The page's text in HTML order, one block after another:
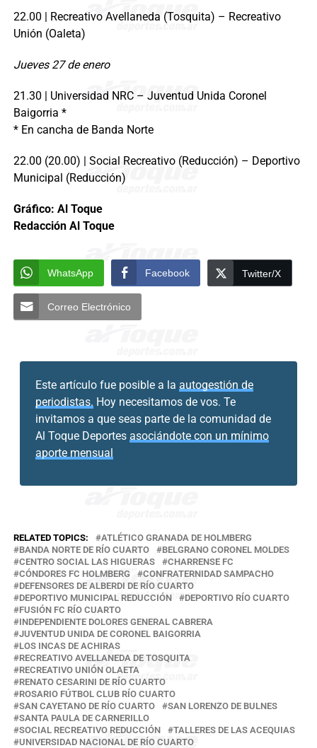
22.00 | Recreativo Avellaneda (Tosquita) – Recreativo
Unión (Oaleta)
Jueves 27 de enero
21.30 | Universidad NRC – Juventud Unida Coronel
Baigorria *
* En cancha de Banda Norte
22.00 (20.00) | Social Recreativo (Reducción) – Deportivo
Municipal (Reducción)
Gráfico: Al Toque
Redacción Al Toque
WhatsApp Facebook Twitter/X
Correo Electrónico
Este artículo fue posible a la autogestión de
periodistas. Hoy necesitamos de vos. Te
invitamos a que seas parte de la comunidad de
Al Toque Deportes asociándote con un mínimo
aporte mensual
RELATED TOPICS:
ATLÉTICO GRANADA DE HOLMBERG
BANDA NORTE DE RÍO CUARTO
BELGRANO CORONEL MOLDES
CENTRO SOCIAL LAS HIGUERAS
CHARRENSE FC
CÓNDORES FC HOLMBERG
CONFRATERNIDAD SAMPACHO
DEFENSORES DE ALBERDI DE RÍO CUARTO
DEPORTIVO MUNICIPAL REDUCCIÓN
DEPORTIVO RÍO CUARTO
FUSIÓN FC RÍO CUARTO
INDEPENDIENTE DOLORES GENERAL CABRERA
JUVENTUD UNIDA DE CORONEL BAIGORRIA
LOS INCAS DE ACHIRAS
RECREATIVO AVELLANEDA DE TOSQUITA
RECREATIVO UNIÓN OLAETA
RENATO CESARINI DE RÍO CUARTO
ROSARIO FÚTBOL CLUB RÍO CUARTO
SAN CAYETANO DE RÍO CUARTO
SAN LORENZO DE BULNES
SANTA PAULA DE CARNERILLO
SOCIAL RECREATIVO REDUCCIÓN
TALLERES DE LAS ACEQUIAS
UNIVERSIDAD NACIONAL DE RÍO CUARTO